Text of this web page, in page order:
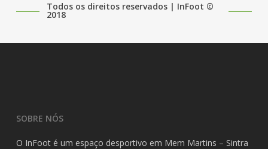
Todos os direitos reservados | InFoot ©
2018
SOBRE NÓS
O InFoot é um espaço desportivo em Mem Martins – Sintra